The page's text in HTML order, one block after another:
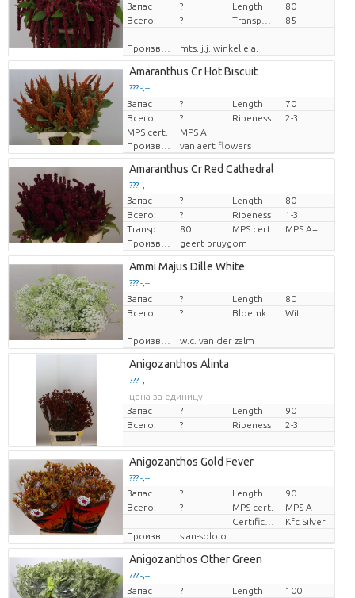
цена за единицу
Запас ? Length
80
Всего:
? 85
mts. j.j. winkel e.a.
Amaranthus Cr Hot Biscuit
??? -,--
цена за единицу
Запас ? Length
70
Всего:
? Ripeness
2-3
MPS cert.
MPS A
van aert flowers
Amaranthus Cr Red Cathedral
??? -,--
цена за единицу
Запас ? Length
80
Всего:
? Ripeness
1-3
80 MPS cert.
MPS A+
geert bruygom
Ammi Majus Dille White
??? -,--
цена за единицу
Запас ? Length
80
Всего:
? Wit
w.c. van der zalm
Anigozanthos Alinta
??? -,--
цена за единицу
Запас
? Length
90
Всего:
? Ripeness 2-3
Anigozanthos Gold Fever
??? -,--
цена за единицу
Запас ? Length
90
Всего:
? MPS cert.
MPS A
Kfc Silver
sian-sololo
Anigozanthos Other Green
??? -,--
цена за единицу
Запас ? Length
100